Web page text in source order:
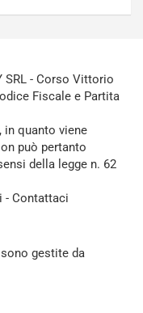
SRL - Corso Vittorio
Fiscale e Partita
in quanto viene
può pertanto
della legge n. 62
- Contattaci
gestite da